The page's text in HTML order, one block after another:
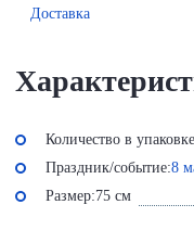
Доставка
Количество в
Праздник/событие:8
Размер:75 см